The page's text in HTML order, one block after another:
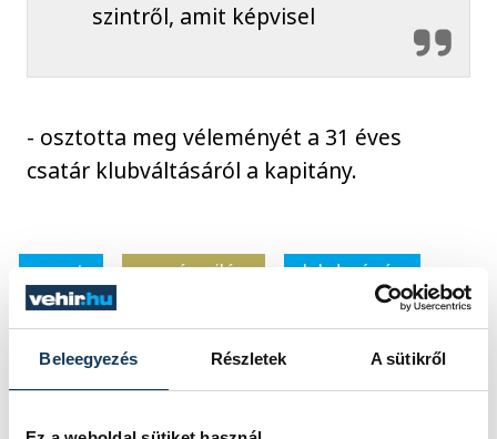
Beleegyezés Részletek A sütikről
szintről, amit képvisel
- osztotta meg véleményét a 31 éves
csatár klubváltásáról a kapitány.
sport ország-világ
labdarúgás
Marco Rossi
Varga Barnabás